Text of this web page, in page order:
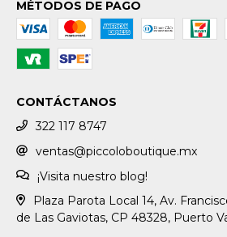
MÉTODOS DE PAGO
CONTÁCTANOS
322 117 8747
ventas@piccoloboutique.mx
¡Visita nuestro blog!
Plaza Parota Local 14, Av.
de Las Gaviotas, CP 48328, Puerto